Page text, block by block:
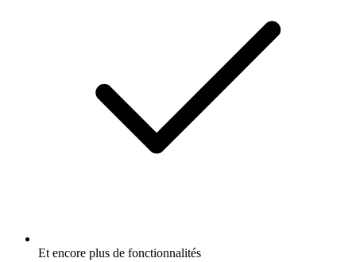
Et encore plus de fonctionnalités